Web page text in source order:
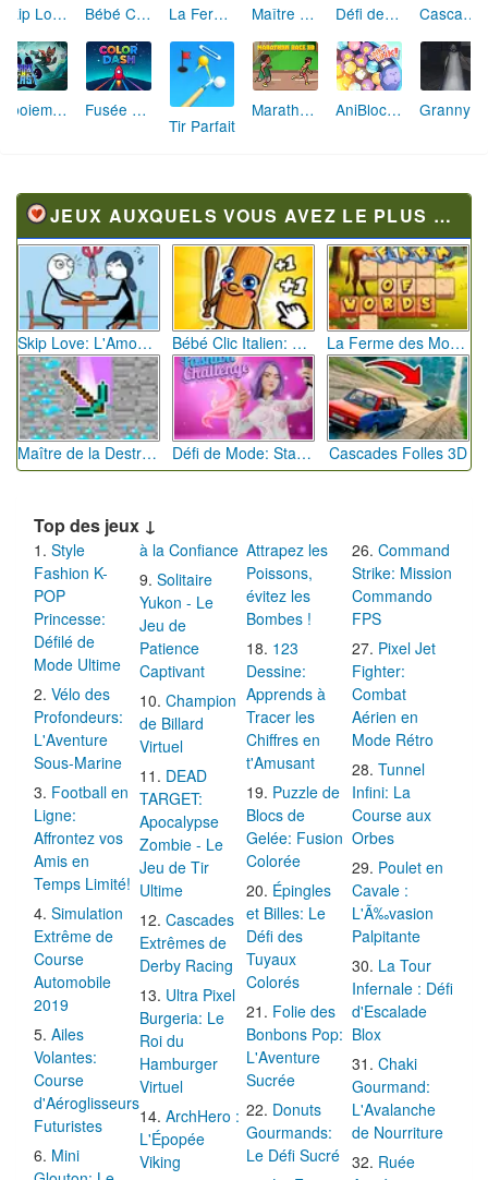
Skip Love: L'Amour en Péril Bébé Clic Italien: La Folie des Petits Bambins La Ferme des Mots - Cultivez votre Vocabulaire Maître de la Destruction: Fusion de Pioches Défi de Mode: Star du Podium Cascades Folles 3D
Aboiement Stellaire : Aventure Canine Fusée Chromatique: La Course des Couleurs
Tir Parfait
Marathon Champion io AniBlocos: Connecte les Animaux Mignons!
JEUX AUXQUELS VOUS AVEZ LE PLUS JOUÉ
Skip Love: L'Amour en Péril Bébé Clic Italien: La Folie des Petits Bambins La Ferme des Mots - Cultivez votre Vocabulaire
Maître de la Destruction: Fusion de Pioches Défi de Mode: Star du Podium Cascades Folles 3D
Top des jeux ↓
Style
Fashion K-
POP
Princesse:
Défilé de
Mode Ultime
Vélo des
Profondeurs:
L'Aventure
Sous-Marine
Football en
Ligne:
Affrontez vos
Amis en
Temps Limité!
Simulation
Extrême de
Course
Automobile
2019
Ailes
Volantes:
Course
d'Aéroglisseurs
Futuristes
Mini
à la Confiance
Solitaire
Yukon - Le
Jeu de
Patience
Captivant
Champion
de Billard
Virtuel
DEAD
TARGET:
Apocalypse
Zombie - Le
Jeu de Tir
Ultime
Cascades
Extrêmes de
Derby Racing
Ultra Pixel
Burgeria: Le
Roi du
Hamburger
Virtuel
ArchHero :
L'Épopée
Viking
Attrapez les
Poissons,
évitez les
Bombes !
123
Dessine:
Apprends à
Tracer les
Chiffres en
t'Amusant
Puzzle de
Blocs de
Gelée: Fusion
Colorée
Épingles
et Billes: Le
Défi des
Tuyaux
Colorés
Folie des
Bonbons Pop:
L'Aventure
Sucrée
Donuts
Gourmands:
Le Défi Sucré
Command
Strike: Mission
Commando
FPS
Pixel Jet
Fighter:
Combat
Aérien en
Mode Rétro
Tunnel
Infini: La
Course aux
Orbes
Poulet en
Cavale :
L'Ã‰vasion
Palpitante
La Tour
Infernale : Défi
d'Escalade
Blox
Chaki
Gourmand:
L'Avalanche
de Nourriture
Ruée